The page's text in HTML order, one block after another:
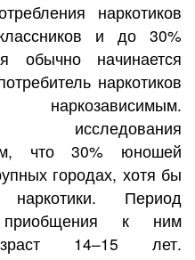
наркотиков
и до 30%
обычно начинается
наркотиков
наркозависимым.
исследования
что 30% юношей
городах, хотя бы
Период
приобщения к ним
14–15 лет.